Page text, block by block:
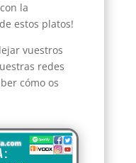
la
estos platos!
vuestros
redes
cómo os